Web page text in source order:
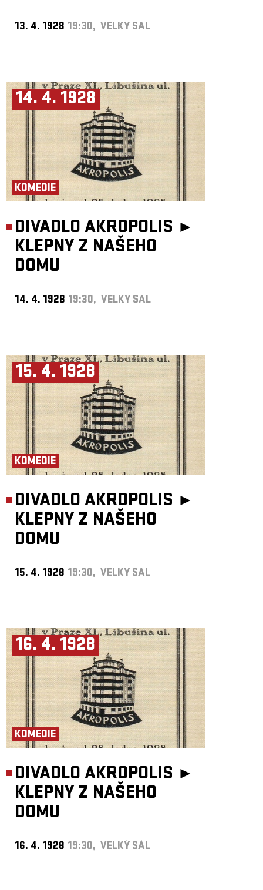
13. 4. 1928 19:30, VELKÝ SÁL
14. 4. 1928
KOMEDIE
DIVADLO AKROPOLIS ►
KLEPNY Z NAŠEHO
DOMU
14. 4. 1928 19:30, VELKÝ SÁL
15. 4. 1928
KOMEDIE
DIVADLO AKROPOLIS ►
KLEPNY Z NAŠEHO
DOMU
15. 4. 1928 19:30, VELKÝ SÁL
16. 4. 1928
KOMEDIE
DIVADLO AKROPOLIS ►
KLEPNY Z NAŠEHO
DOMU
16. 4. 1928 19:30, VELKÝ SÁL